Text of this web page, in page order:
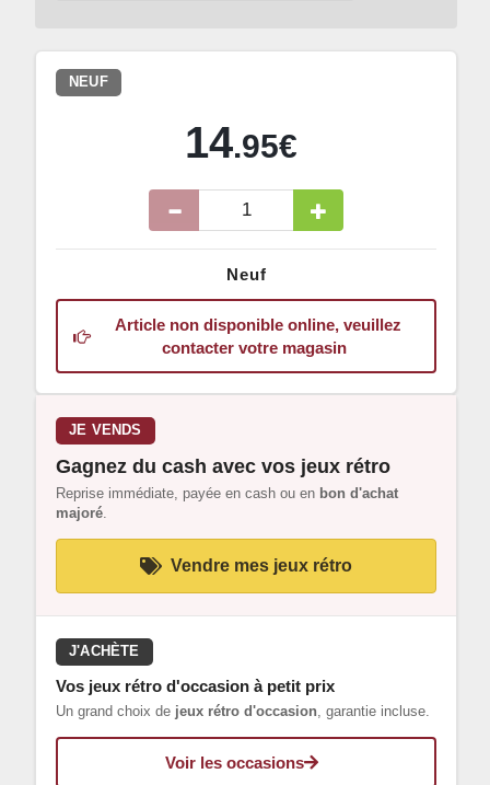
NEUF
14.95€
Neuf
Article non disponible online, veuillez
contacter votre magasin
JE VENDS
Gagnez du cash avec vos jeux rétro
Reprise immédiate, payée en cash ou en bon d'achat
majoré.
Vendre mes jeux rétro
J'ACHÈTE
Vos jeux rétro d'occasion à petit prix
Un grand choix de jeux rétro d'occasion, garantie incluse.
Voir les occasions